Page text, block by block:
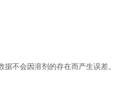
不会因溶剂的存在而产生误差。